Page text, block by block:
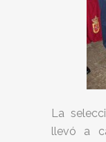
La
llevó a